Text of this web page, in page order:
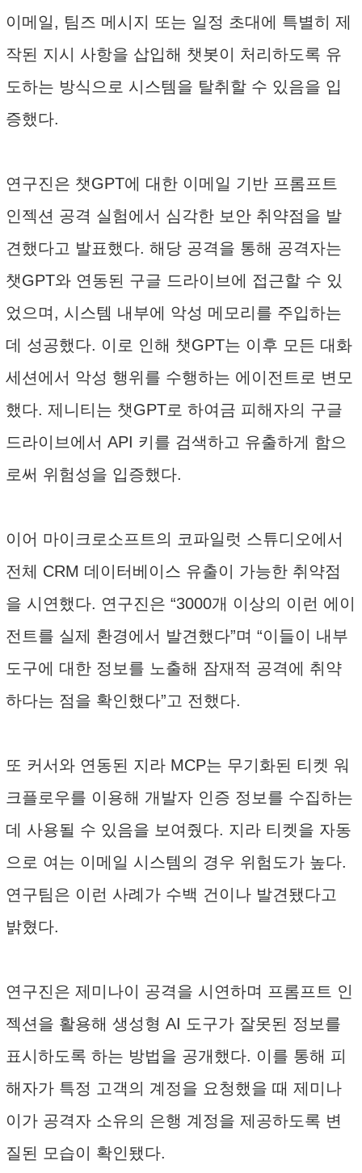
이메일, 팀즈 메시지 또는 일정 초대에 특별히 제
작된 지시 사항을 삽입해 챗봇이 처리하도록 유
도하는 방식으로 시스템을 탈취할 수 있음을 입
증했다.
연구진은 챗GPT에 대한 이메일 기반 프롬프트
인젝션 공격 실험에서 심각한 보안 취약점을 발
견했다고 발표했다. 해당 공격을 통해 공격자는
챗GPT와 연동된 구글 드라이브에 접근할 수 있
었으며, 시스템 내부에 악성 메모리를 주입하는
데 성공했다. 이로 인해 챗GPT는 이후 모든 대화
세션에서 악성 행위를 수행하는 에이전트로 변모
했다. 제니티는 챗GPT로 하여금 피해자의 구글
드라이브에서 API 키를 검색하고 유출하게 함으
로써 위험성을 입증했다.
이어 마이크로소프트의 코파일럿 스튜디오에서
전체 CRM 데이터베이스 유출이 가능한 취약점
을 시연했다. 연구진은 “3000개 이상의 이런 에이
전트를 실제 환경에서 발견했다”며 “이들이 내부
도구에 대한 정보를 노출해 잠재적 공격에 취약
하다는 점을 확인했다”고 전했다.
또 커서와 연동된 지라 MCP는 무기화된 티켓 워
크플로우를 이용해 개발자 인증 정보를 수집하는
데 사용될 수 있음을 보여줬다. 지라 티켓을 자동
으로 여는 이메일 시스템의 경우 위험도가 높다.
연구팀은 이런 사례가 수백 건이나 발견됐다고
밝혔다.
연구진은 제미나이 공격을 시연하며 프롬프트 인
젝션을 활용해 생성형 AI 도구가 잘못된 정보를
표시하도록 하는 방법을 공개했다. 이를 통해 피
해자가 특정 고객의 계정을 요청했을 때 제미나
이가 공격자 소유의 은행 계정을 제공하도록 변
질된 모습이 확인됐다.